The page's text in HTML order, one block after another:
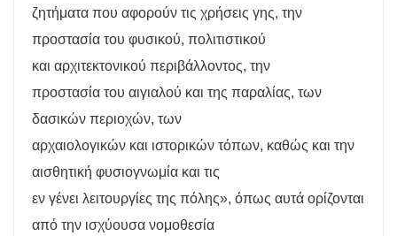
ζητήματα που αφορούν τις χρήσεις γης, την
προστασία του φυσικού, πολιτιστικού
και αρχιτεκτονικού περιβάλλοντος, την
προστασία του αιγιαλού και της παραλίας, των
δασικών περιοχών, των
αρχαιολογικών και ιστορικών τόπων, καθώς και την
αισθητική φυσιογνωμία και τις
εν γένει λειτουργίες της πόλης», όπως αυτά ορίζονται
από την ισχύουσα νομοθεσία